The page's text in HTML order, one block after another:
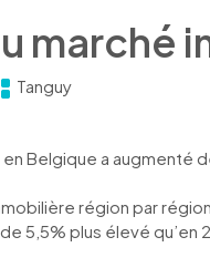
marché
Tanguy
Belgique a augmenté
région par
5,5% plus élevé qu’en